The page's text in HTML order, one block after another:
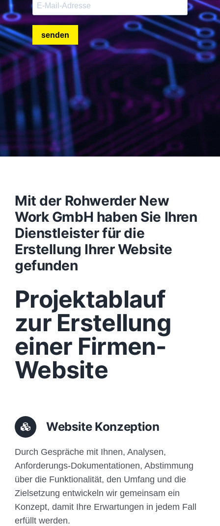
Mit der Rohwerder New
Work GmbH haben Sie Ihren
Dienstleister für die
Erstellung Ihrer Website
gefunden
Projektablauf
zur Erstellung
einer Firmen-
Website
Website Konzeption
Durch Gespräche mit Ihnen, Analysen,
Anforderungs-Dokumentationen, Abstimmung
über die Funktionalität, den Umfang und die
Zielsetzung entwickeln wir gemeinsam ein
Konzept, damit Ihre Erwartungen in jedem Fall
erfüllt werden.